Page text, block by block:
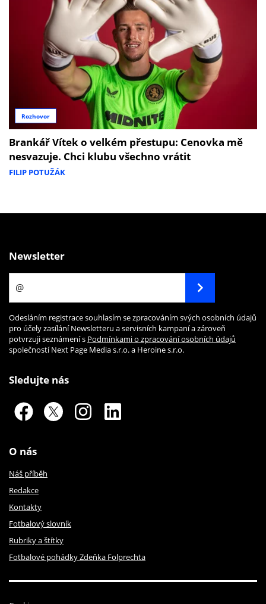
Rozhovor
Brankář Vítek o velkém přestupu: Cenovka mě
nesvazuje. Chci klubu všechno vrátit
FILIP POTUŽÁK
Newsletter
Odesláním registrace souhlasím se zpracováním svých osobních údajů
pro účely zasílání Newsletteru a servisních kampaní a zároveň
potvrzuji seznámení s Podmínkami o zpracování osobních údajů
společností Next Page Media s.r.o. a Heroine s.r.o.
Sledujte nás
O nás
Náš příběh
Redakce
Kontakty
Fotbalový slovník
Rubriky a štítky
Fotbalové pohádky Zdeňka Folprechta